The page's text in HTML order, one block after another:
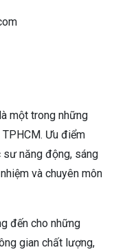
một trong những
Ưu điểm
năng động, sáng
và chuyên môn
đến cho những
gian chất lượng,